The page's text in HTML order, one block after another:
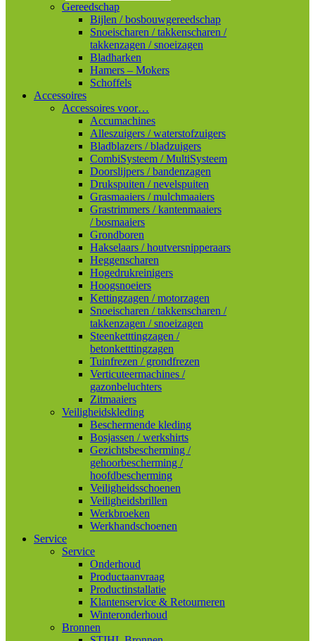
Gereedschap
Bijlen / bosbouwgereedschap
Snoeischaren / takkenscharen /
takkenzagen / snoeizagen
Bladharken
Hamers – Mokers
Schoffels
Accessoires
Accessoires voor…
Accumachines
Alleszuigers / waterstofzuigers
Bladblazers / bladzuigers
CombiSysteem / MultiSysteem
Doorslijpers / bandenzagen
Drukspuiten / nevelspuiten
Grasmaaiers / mulchmaaiers
Grastrimmers / kantenmaaiers
/ bosmaaiers
Grondboren
Hakselaars / houtversnipperaars
Heggenscharen
Hogedrukreinigers
Hoogsnoeiers
Kettingzagen / motorzagen
Snoeischaren / takkenscharen /
takkenzagen / snoeizagen
Steenketttingzagen /
betonketttingzagen
Tuinfrezen / grondfrezen
Verticuteermachines /
gazonbeluchters
Zitmaaiers
Veiligheidskleding
Beschermende kleding
Bosjassen / werkshirts
Gezichtsbescherming /
gehoorbescherming /
hoofdbescherming
Veiligheidsschoenen
Veiligheidsbrillen
Werkbroeken
Werkhandschoenen
Service
Service
Onderhoud
Productaanvraag
Productinstallatie
Klantenservice & Retourneren
Winteronderhoud
Bronnen